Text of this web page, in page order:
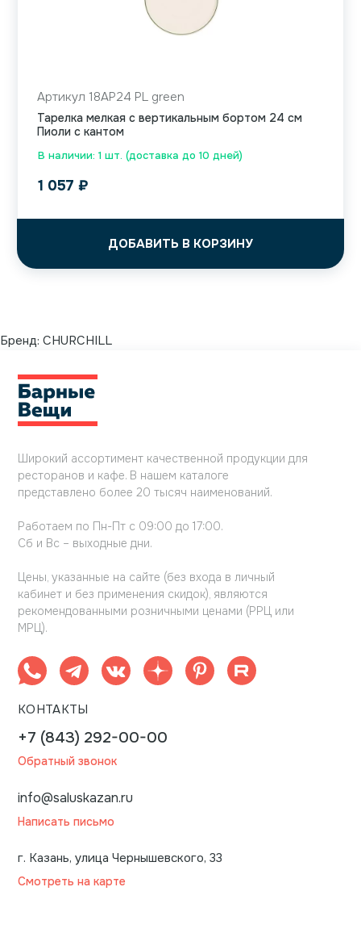
В наличии: 1 шт. (доставка до 10 дней)
Артикул 18AP24 PL green
Тарелка мелкая с вертикальным бортом 24 см
Пиоли с кантом
1 057 ₽
ДОБАВИТЬ В КОРЗИНУ
Бренд: CHURCHILL
Широкий ассортимент качественной продукции для
ресторанов и кафе. В нашем каталоге
представлено более 20 тысяч наименований.
Работаем по Пн-Пт с 09:00 до 17:00.
Сб и Вс – выходные дни.
Цены, указанные на сайте (без входа в личный
кабинет и без применения скидок), являются
рекомендованными розничными ценами (РРЦ или
МРЦ).
КОНТАКТЫ
+7 (843) 292-00-00
Обратный звонок
info@saluskazan.ru
Написать письмо
г. Казань, улица Чернышевского, 33
Смотреть на карте